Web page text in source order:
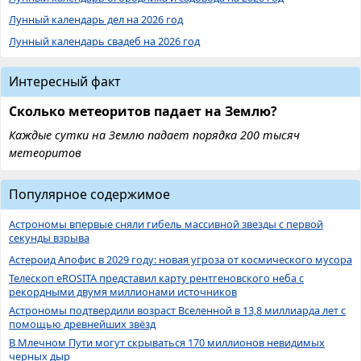
Лунный календарь дел на 2026 год
Лунный календарь свадеб на 2026 год
Интересный факт
Сколько метеоритов падает на Землю?
Каждые сутки на Землю падает порядка 200 тысяч
метеоритов
Популярное содержимое
Астрономы впервые сняли гибель массивной звезды с первой
секунды взрыва
Астероид Апофис в 2029 году: новая угроза от космического мусора
Телескоп eROSITA представил карту рентгеновского неба с
рекордными двумя миллионами источников
Астрономы подтвердили возраст Вселенной в 13,8 миллиарда лет с
помощью древнейших звёзд
В Млечном Пути могут скрываться 170 миллионов невидимых
черных дыр